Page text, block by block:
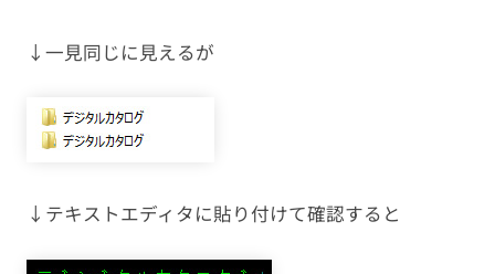
↓一見同じに見えるが
↓テキストエディタに貼り付けて確認すると